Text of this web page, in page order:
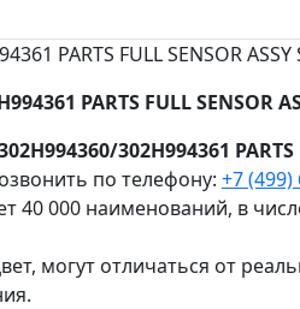
PARTS FULL SENSOR ASSY
PARTS FULL SENSOR
302H994361 PARTS
по телефону: +7 (499)
000 наименований, в
могут отличаться от